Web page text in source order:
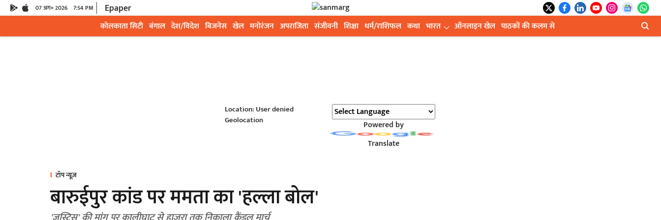
07 अग॰ 2026 7:54 PM Epaper
कोलकाता सिटी बंगाल देश/विदेश बिजनेस खेल मनोरंजन अपराजिता संजीवनी शिक्षा धर्म/राशिफल कथा भारत ऑनलाइन खेल पाठकों की कलम से
Location: User denied
Geolocation
Powered by
Translate
टॉप न्यूज़
बारुईपुर कांड पर ममता का 'हल्ला बोल'